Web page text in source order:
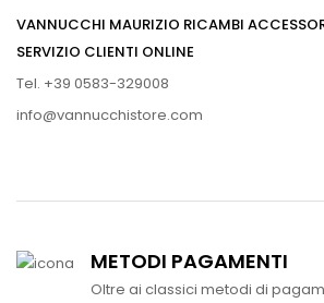
VANNUCCHI MAURIZIO RICAMBI
SERVIZIO CLIENTI ONLINE
Tel. +39 0583-329008
info@vannucchistore.com
METODI PAGAMENTI
Oltre ai classici metodi di